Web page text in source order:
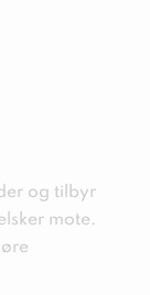
og tilbyr
mote.